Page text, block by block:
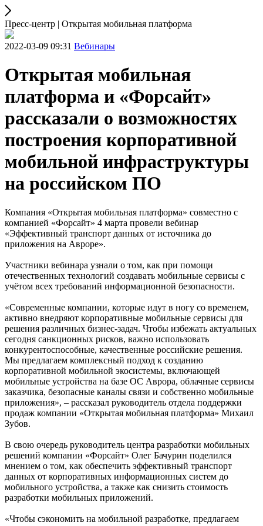
Пресс-центр | Открытая мобильная платформа
2022-03-09 09:31 Вебинары
Открытая мобильная
платформа и «Форсайт»
рассказали о возможностях
построения корпоративной
мобильной инфраструктуры
на российском ПО
Компания «Открытая мобильная платформа» совместно с
компанией «Форсайт» 4 марта провели вебинар
«Эффективный транспорт данных от источника до
приложения на Авроре».
Участники вебинара узнали о том, как при помощи
отечественных технологий создавать мобильные сервисы с
учётом всех требований информационной безопасности.
«Современные компании, которые идут в ногу со временем,
активно внедряют корпоративные мобильные сервисы для
решения различных бизнес-задач. Чтобы избежать актуальных
сегодня санкционных рисков, важно использовать
конкурентоспособные, качественные российские решения.
Мы предлагаем комплексный подход к созданию
корпоративной мобильной экосистемы, включающей
мобильные устройства на базе ОС Аврора, облачные сервисы
заказчика, безопасные каналы связи и собственно мобильные
приложения», – рассказал руководитель отдела поддержки
продаж компании «Открытая мобильная платформа» Михаил
Зубов.
В свою очередь руководитель центра разработки мобильных
решений компании «Форсайт» Олег Бачурин поделился
мнением о том, как обеспечить эффективный транспорт
данных от корпоративных информационных систем до
мобильного устройства, а также как снизить стоимость
разработки мобильных приложений.
«Чтобы сэкономить на мобильной разработке, предлагаем